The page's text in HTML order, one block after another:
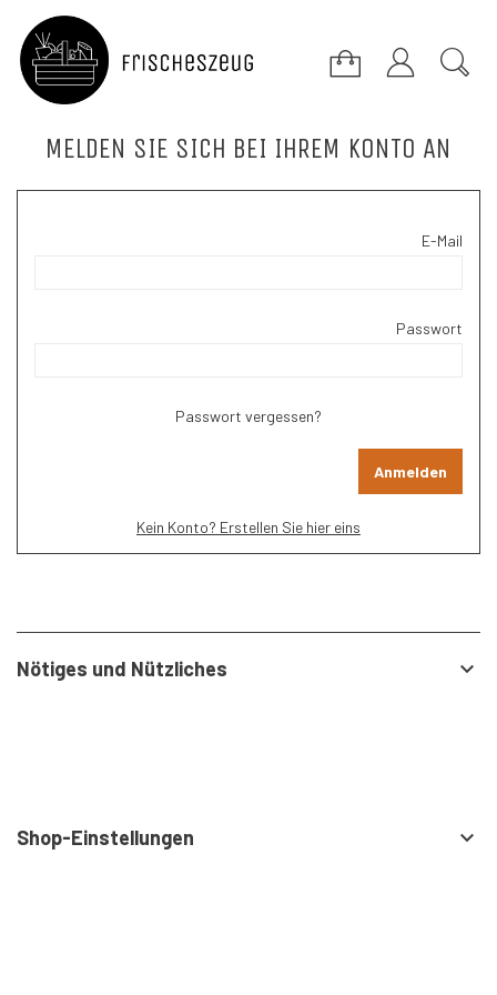
Melden Sie sich bei Ihrem Konto an
E-Mail
Passwort
Passwort vergessen?
Anmelden
Kein Konto? Erstellen Sie hier eins
Nötiges und Nützliches 
Shop-Einstellungen 